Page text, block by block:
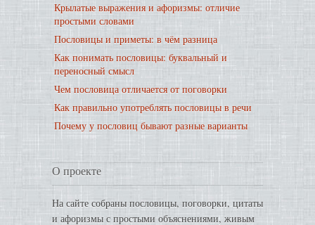
Крылатые выражения и афоризмы: отличие
простыми словами
Пословицы и приметы: в чём разница
Как понимать пословицы: буквальный и
переносный смысл
Чем пословица отличается от поговорки
Как правильно употреблять пословицы в речи
Почему у пословиц бывают разные варианты
О проекте
На сайте собраны пословицы, поговорки, цитаты
и афоризмы с простыми объяснениями, живым